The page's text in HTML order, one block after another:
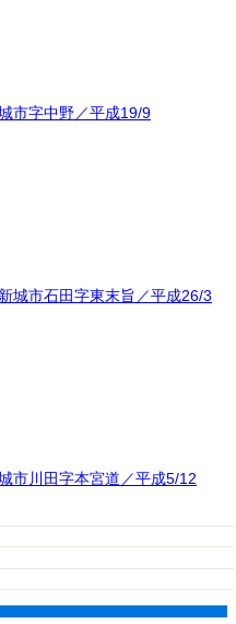
市字中野／平成19/9
城市石田字東末旨／平成26/3
市川田字本宮道／平成5/12